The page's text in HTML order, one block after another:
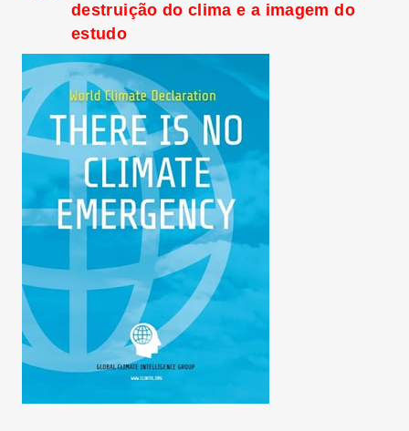
destruição do clima e a imagem do
estudo